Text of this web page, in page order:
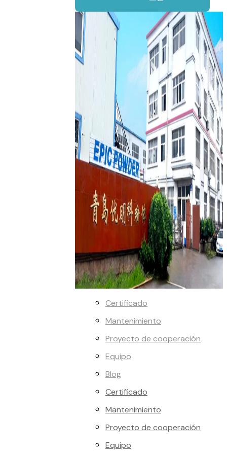
Certificado
Mantenimiento
Proyecto de cooperación
Equipo
Blog
Certificado
Mantenimiento
Proyecto de cooperación
Equipo